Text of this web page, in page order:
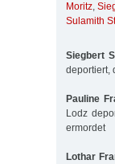
Moritz,
Sulamith
Siegbert
deportiert,
Pauline
Lodz
ermordet
Lothar